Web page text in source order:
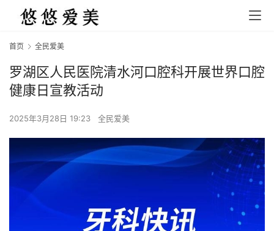
首页 全民爱美
罗湖区人民医院清水河口腔科开展世界口腔
健康日宣教活动
2025年3月28日 19:23 全民爱美